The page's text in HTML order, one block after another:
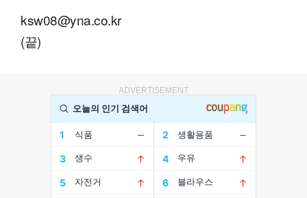
ksw08@yna.co.kr
(끝)
ADVERTISEMENT